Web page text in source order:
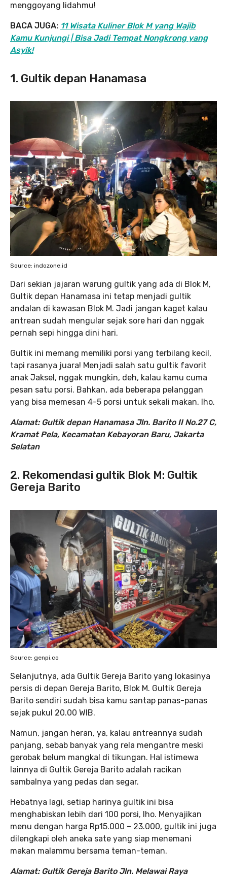
menggoyang lidahmu!
BACA JUGA: 11 Wisata Kuliner Blok M yang Wajib
Kamu Kunjungi | Bisa Jadi Tempat Nongkrong yang
Asyik!
1. Gultik depan Hanamasa
Source: indozone.id
Dari sekian jajaran warung gultik yang ada di Blok M,
Gultik depan Hanamasa ini tetap menjadi gultik
andalan di kawasan Blok M. Jadi jangan kaget kalau
antrean sudah mengular sejak sore hari dan nggak
pernah sepi hingga dini hari.
Gultik ini memang memiliki porsi yang terbilang kecil,
tapi rasanya juara! Menjadi salah satu gultik favorit
anak Jaksel, nggak mungkin, deh, kalau kamu cuma
pesan satu porsi. Bahkan, ada beberapa pelanggan
yang bisa memesan 4-5 porsi untuk sekali makan, lho.
Alamat: Gultik depan Hanamasa Jln. Barito II No.27 C,
Kramat Pela, Kecamatan Kebayoran Baru, Jakarta
Selatan
2. Rekomendasi gultik Blok M: Gultik
Gereja Barito
Source: genpi.co
Selanjutnya, ada Gultik Gereja Barito yang lokasinya
persis di depan Gereja Barito, Blok M. Gultik Gereja
Barito sendiri sudah bisa kamu santap panas-panas
sejak pukul 20.00 WIB.
Namun, jangan heran, ya, kalau antreannya sudah
panjang, sebab banyak yang rela mengantre meski
gerobak belum mangkal di tikungan. Hal istimewa
lainnya di Gultik Gereja Barito adalah racikan
sambalnya yang pedas dan segar.
Hebatnya lagi, setiap harinya gultik ini bisa
menghabiskan lebih dari 100 porsi, lho. Menyajikan
menu dengan harga Rp15.000 – 23.000, gultik ini juga
dilengkapi oleh aneka sate yang siap menemani
makan malammu bersama teman-teman.
Alamat: Gultik Gereja Barito Jln. Melawai Raya